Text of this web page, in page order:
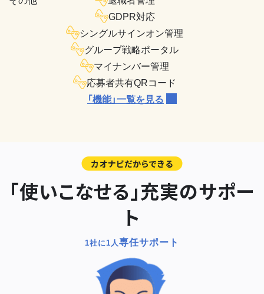
GDPR対応
シングルサインオン管理
グループ戦略ポータル
マイナンバー管理
応募者共有QRコード
「機能」一覧を見る
カオナビだからできる
「使いこなせる」充実のサポー
ト
1社に1人専任サポート